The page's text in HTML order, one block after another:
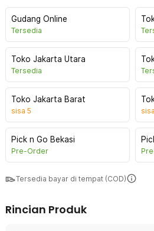
Gudang Online
Tersedia
Toko Jakarta Utara
Tersedia
Toko Jakarta Barat
sisa 5 sisa
Pick n Go Bekasi
Pre-Order
Tersedia bayar di tempat (COD)
Rincian Produk